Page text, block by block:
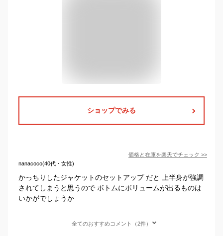
ショップでみる
価格と在庫を楽天でチェック >>
nanacoco(40代・女性)
かっちりしたジャケットのセットアップ だと 上半身が強調
されてしまうと思うので ボトムにボリュームが出るものは
いかがでしょうか
全てのおすすめコメント（2件）